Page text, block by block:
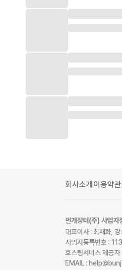
회사소개이용약관
번개장터(주) 사업자
대표이사 : 최재화,
사업자등록번호 :
호스팅서비스 제공
EMAIL :